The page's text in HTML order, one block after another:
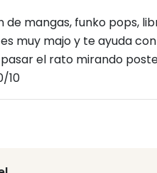
mangas, funko pops,
muy majo y te ayuda
el rato mirando
10